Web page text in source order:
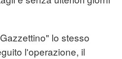
lo stesso
l'operazione, il